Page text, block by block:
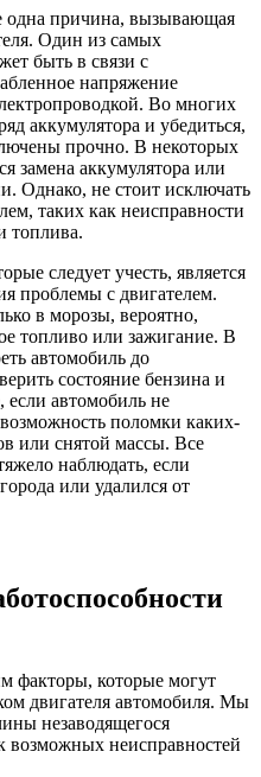
одна причина, вызывающая
Один из самых
быть в связи с
напряжение
Во многих
аккумулятора и убедиться,
прочно. В некоторых
замена аккумулятора или
Однако, не стоит исключать
таких как неисправности
топлива.
следует учесть, является
проблемы с двигателем.
в морозы, вероятно,
топливо или зажигание. В
автомобиль до
состояние бензина и
если автомобиль не
поломки каких-
или снятой массы. Все
наблюдать, если
или удалился от
факторы, которые могут
двигателя автомобиля. Мы
незаводящегося
возможных неисправностей